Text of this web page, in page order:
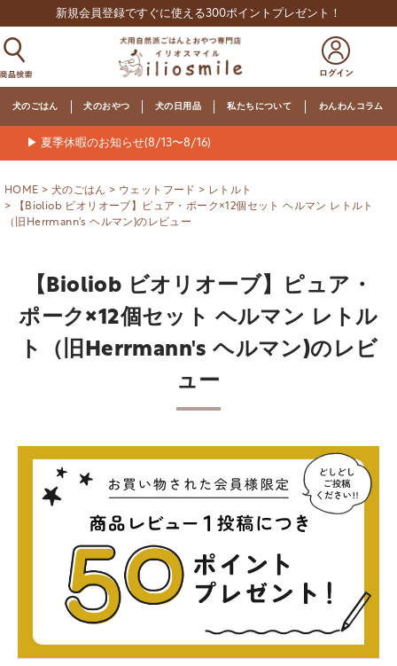
新規会員登録ですぐに使える300ポイントプレゼント！
犬のごはん 犬のおやつ 犬の日用品 私たちについて わんわんコラム
▶ 夏季休暇のお知らせ(8/13〜8/16)
HOME 犬のごはん ウェットフード
レトルト
【Bioliob ビオリオーブ】ピュア・ポーク×12個セット ヘルマン レトルト
（旧Herrmann's ヘルマン)のレビュー
【Bioliob ビオリオーブ】ピュア・
ポーク×12個セット ヘルマン レトル
ト（旧Herrmann's ヘルマン)のレビ
ュー